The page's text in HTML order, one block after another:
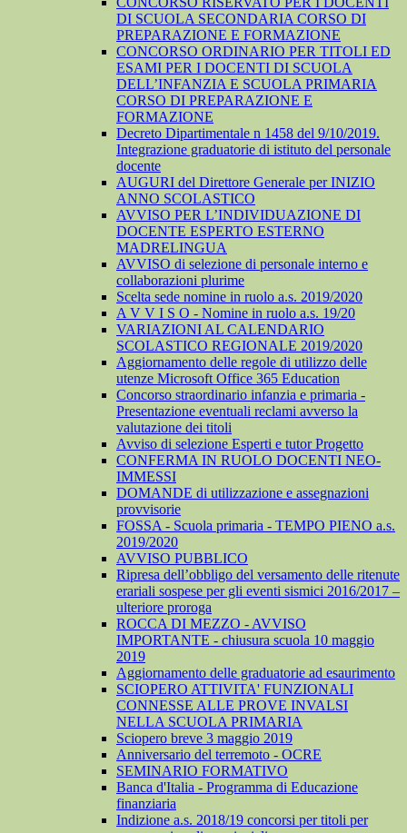
DI SCUOLA SECONDARIA CORSO DI
PREPARAZIONE E FORMAZIONE
CONCORSO ORDINARIO PER TITOLI ED
ESAMI PER I DOCENTI DI SCUOLA
DELL’INFANZIA E SCUOLA PRIMARIA
CORSO DI PREPARAZIONE E
FORMAZIONE
Decreto Dipartimentale n 1458 del 9/10/2019.
Integrazione graduatorie di istituto del personale
docente
AUGURI del Direttore Generale per INIZIO
ANNO SCOLASTICO
AVVISO PER L’INDIVIDUAZIONE DI
DOCENTE ESPERTO ESTERNO
MADRELINGUA
AVVISO di selezione di personale interno e
collaborazioni plurime
Scelta sede nomine in ruolo a.s. 2019/2020
A V V I S O - Nomine in ruolo a.s. 19/20
VARIAZIONI AL CALENDARIO
SCOLASTICO REGIONALE 2019/2020
Aggiornamento delle regole di utilizzo delle
utenze Microsoft Office 365 Education
Concorso straordinario infanzia e primaria -
Presentazione eventuali reclami avverso la
valutazione dei titoli
Avviso di selezione Esperti e tutor Progetto
CONFERMA IN RUOLO DOCENTI NEO-
IMMESSI
DOMANDE di utilizzazione e assegnazioni
provvisorie
FOSSA - Scuola primaria - TEMPO PIENO a.s.
2019/2020
AVVISO PUBBLICO
Ripresa dell’obbligo del versamento delle ritenute
erariali sospese per gli eventi sismici 2016/2017 –
ulteriore proroga
ROCCA DI MEZZO - AVVISO
IMPORTANTE - chiusura scuola 10 maggio
2019
Aggiornamento delle graduatorie ad esaurimento
SCIOPERO ATTIVITA' FUNZIONALI
CONNESSE ALLE PROVE INVALSI
NELLA SCUOLA PRIMARIA
Sciopero breve 3 maggio 2019
Anniversario del terremoto - OCRE
SEMINARIO FORMATIVO
Banca d'Italia - Programma di Educazione
finanziaria
Indizione a.s. 2018/19 concorsi per titoli per